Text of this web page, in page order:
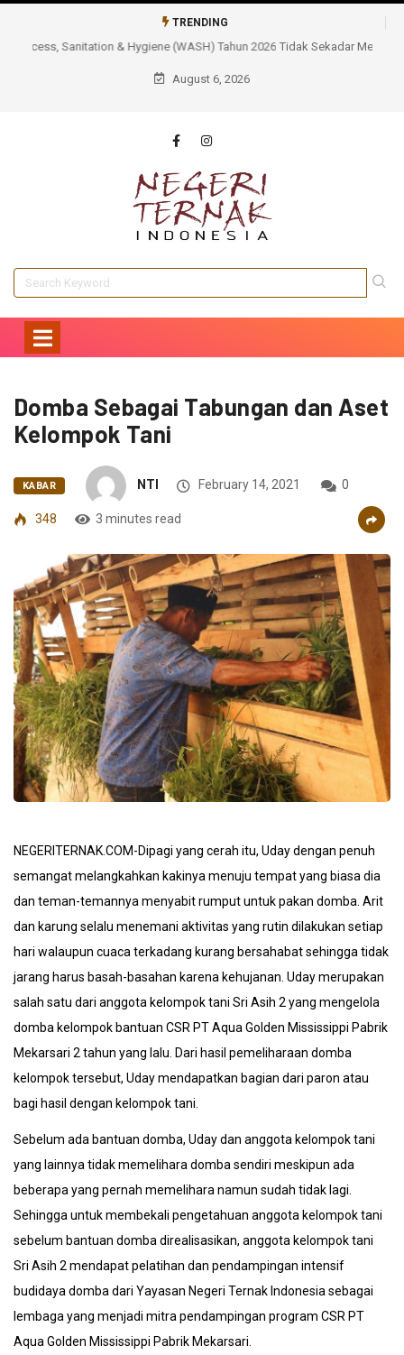
TRENDING
Tidak Sekadar Membangun, AQUA Cianjur Memastikan Manfaat
Berkelanjutan Sarana Air Bersih Bagi Masyarakat
August 6, 2026
Domba Sebagai Tabungan dan Aset
Kelompok Tani
KABAR NTI February 14, 2021 0
348 3 minutes read
NEGERITERNAK.COM-Dipagi yang cerah itu, Uday dengan penuh
semangat melangkahkan kakinya menuju tempat yang biasa dia
dan teman-temannya menyabit rumput untuk pakan domba. Arit
dan karung selalu menemani aktivitas yang rutin dilakukan setiap
hari walaupun cuaca terkadang kurang bersahabat sehingga tidak
jarang harus basah-basahan karena kehujanan. Uday merupakan
salah satu dari anggota kelompok tani Sri Asih 2 yang mengelola
domba kelompok bantuan CSR PT Aqua Golden Mississippi Pabrik
Mekarsari 2 tahun yang lalu. Dari hasil pemeliharaan domba
kelompok tersebut, Uday mendapatkan bagian dari paron atau
bagi hasil dengan kelompok tani.
Sebelum ada bantuan domba, Uday dan anggota kelompok tani
yang lainnya tidak memelihara domba sendiri meskipun ada
beberapa yang pernah memelihara namun sudah tidak lagi.
Sehingga untuk membekali pengetahuan anggota kelompok tani
sebelum bantuan domba direalisasikan, anggota kelompok tani
Sri Asih 2 mendapat pelatihan dan pendampingan intensif
budidaya domba dari Yayasan Negeri Ternak Indonesia sebagai
lembaga yang menjadi mitra pendampingan program CSR PT
Aqua Golden Mississippi Pabrik Mekarsari.